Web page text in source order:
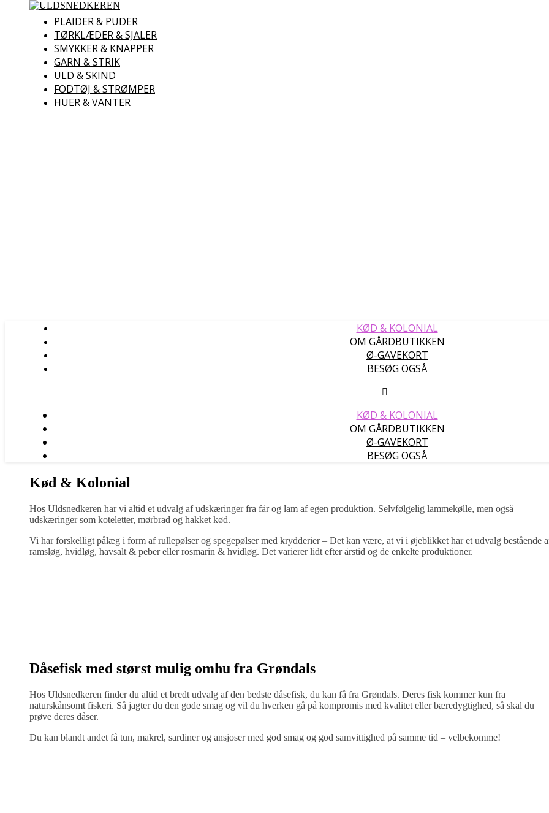
PLAIDER & PUDER
TØRKLÆDER & SJALER
SMYKKER & KNAPPER
GARN & STRIK
ULD & SKIND
FODTØJ & STRØMPER
HUER & VANTER
KØD & KOLONIAL
OM GÅRDBUTIKKEN
Ø-GAVEKORT
BESØG OGSÅ
KØD & KOLONIAL
OM GÅRDBUTIKKEN
Ø-GAVEKORT
BESØG OGSÅ
Kød & Kolonial
Hos Uldsnedkeren har vi altid et udvalg af udskæringer fra får og lam af egen produktion. Selvfølgelig lammekølle, men også
udskæringer som koteletter, mørbrad og hakket kød.
Vi har forskelligt pålæg i form af rullepølser og spegepølser med krydderier – Det kan være, at vi i øjeblikket har et udvalg bestående
ramsløg, hvidløg, havsalt & peber eller rosmarin & hvidløg. Det varierer lidt efter årstid og de enkelte produktioner.
Dåsefisk med størst mulig omhu fra Grøndals
Hos Uldsnedkeren finder du altid et bredt udvalg af den bedste dåsefisk, du kan få fra Grøndals. Deres fisk kommer kun fra
naturskånsomt fiskeri. Så jagter du den gode smag og vil du hverken gå på kompromis med kvalitet eller bæredygtighed, så skal du
prøve deres dåser.
Du kan blandt andet få tun, makrel, sardiner og ansjoser med god smag og god samvittighed på samme tid – velbekomme!